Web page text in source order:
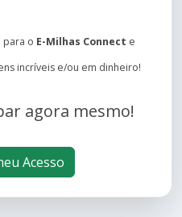
para o E-Milhas Connect e
incríveis e/ou em dinheiro!
agora mesmo!
Acesso